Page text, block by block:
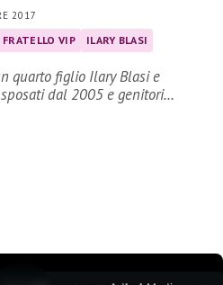
2017
FRATELLO VIP ILARY BLASI
quarto figlio Ilary Blasi e
dal 2005 e genitori…